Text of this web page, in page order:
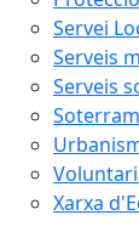
Servei
Serveis
Serveis
Xarxa